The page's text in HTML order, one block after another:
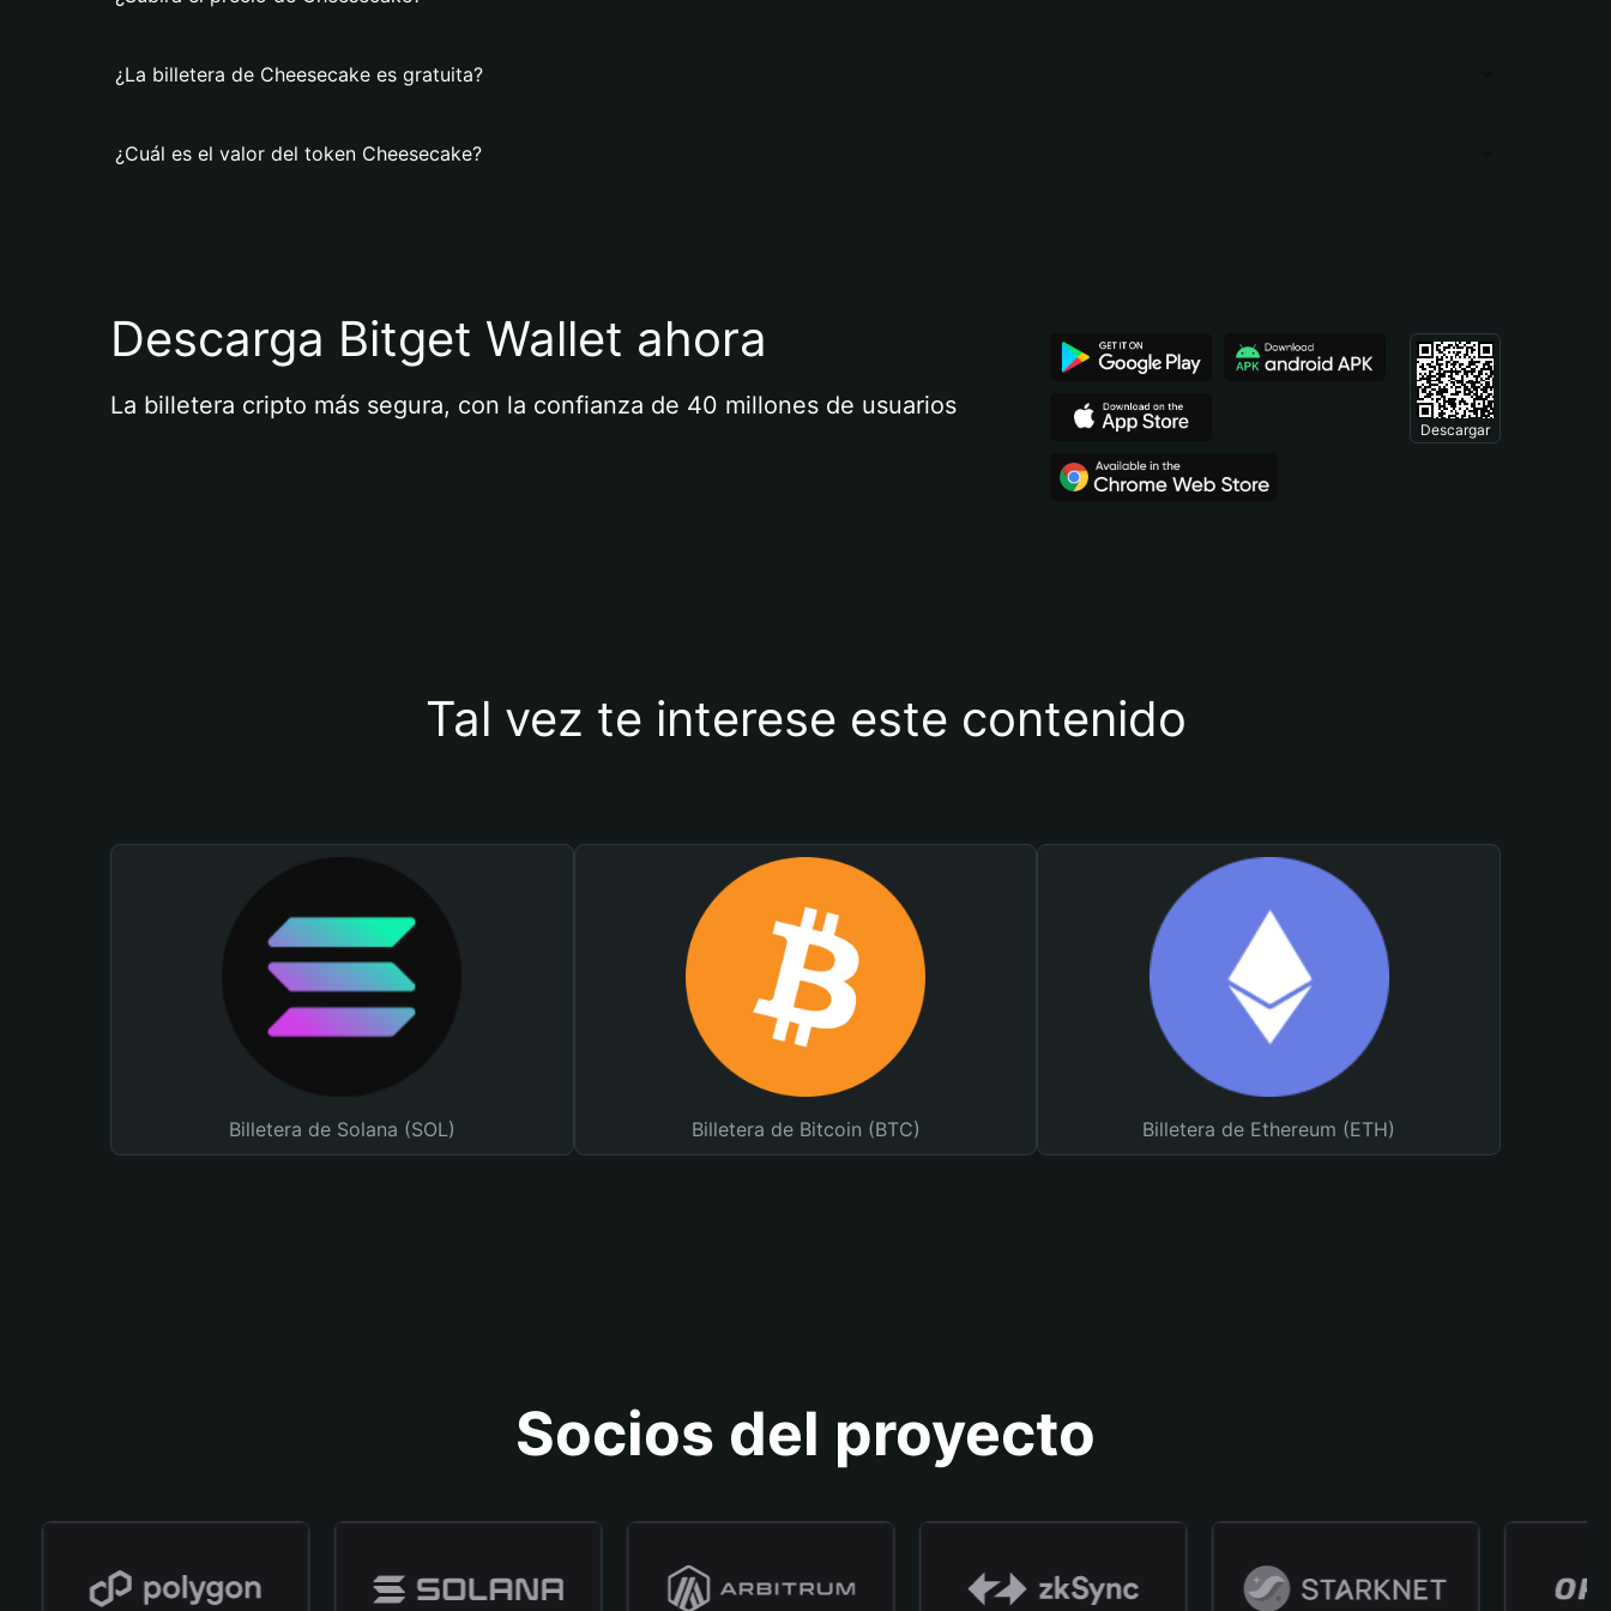
¿La billetera de Cheesecake es gratuita?
¿Cuál es el valor del token Cheesecake?
Descarga Bitget Wallet ahora
La billetera cripto más segura, con la confianza de 40 millones de usuarios
Descargar
Tal vez te interese este contenido
Billetera de Solana (SOL) Billetera de Bitcoin (BTC) Billetera de Ethereum (ETH)
Socios del proyecto